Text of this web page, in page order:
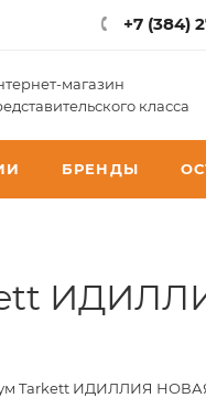
+7 (384)
магазин
класса
БРЕНДЫ
Tarkett ИДИЛЛИЯ НОВАЯ